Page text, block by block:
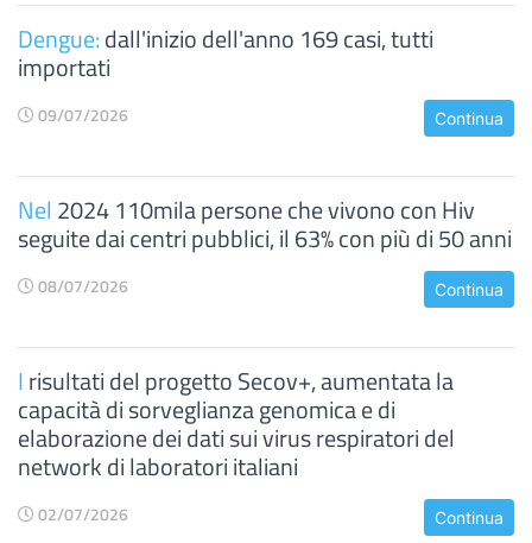
Dengue:dall'inizio dell'anno 169 casi, tutti
importati
09/07/2026 Continua
Nel 2024 110mila persone che vivono con Hiv
seguite dai centri pubblici, il 63% con più di 50 anni
08/07/2026 Continua
Irisultati del progetto Secov+, aumentata la
capacità di sorveglianza genomica e di
elaborazione dei dati sui virus respiratori del
network di laboratori italiani
02/07/2026 Continua